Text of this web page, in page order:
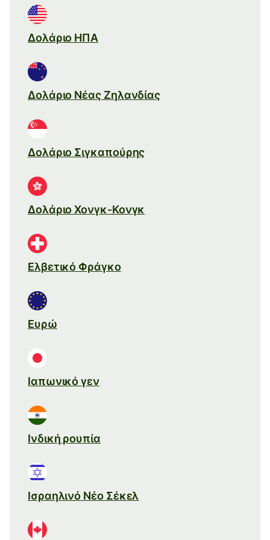
Δολάριο ΗΠΑ
Δολάριο Νέας Ζηλανδίας
Δολάριο Σιγκαπούρης
Δολάριο Χονγκ-Κονγκ
Ελβετικό Φράγκο
Ευρώ
Ιαπωνικό γεν
Ινδική ρουπία
Ισραηλινό Νέο Σέκελ